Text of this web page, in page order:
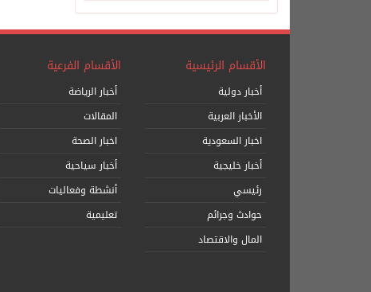
الأقسام الرئيسية
أخبار دولية
الأخبار العربية
اخبار السعودية
أخبار خليجية
رئيسي
حوادث وجرائم
المال والاقتصاد
الأقسام الفرعية
أخبار الرياضة
المقالات
اخبار الصحة
أخبار سياحية
أنشطة وفعاليات
تعليمية